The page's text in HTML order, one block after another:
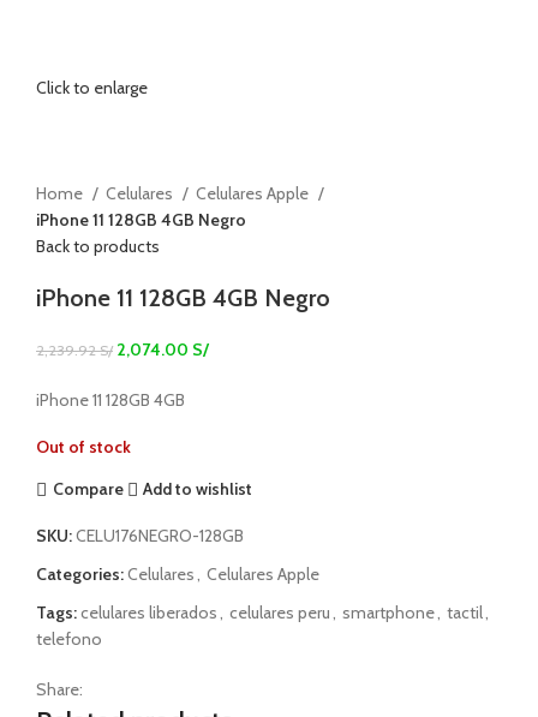
Click to enlarge
Home Celulares
Celulares Apple
iPhone 11 128GB 4GB Negro
Back to products
iPhone 11 128GB 4GB Negro
2,239.92S/ 2,074.00 S/
iPhone 11 128GB 4GB
Out of stock
Compare
Add to wishlist
SKU:CELU176NEGRO-128GB
Categories:Celulares
Celulares Apple
Tags:celulares liberados celulares peru smartphone tactil
telefono
Share: